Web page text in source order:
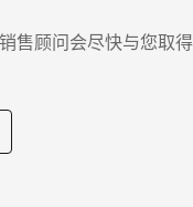
售顾问会尽快与您取